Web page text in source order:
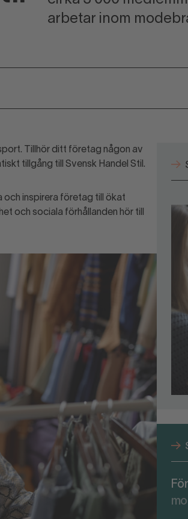
arbetar inom
Tillhör ditt företag någon av
tillgång till Svensk Handel Stil.
och inspirera företag till ökat
och sociala förhållanden hör till